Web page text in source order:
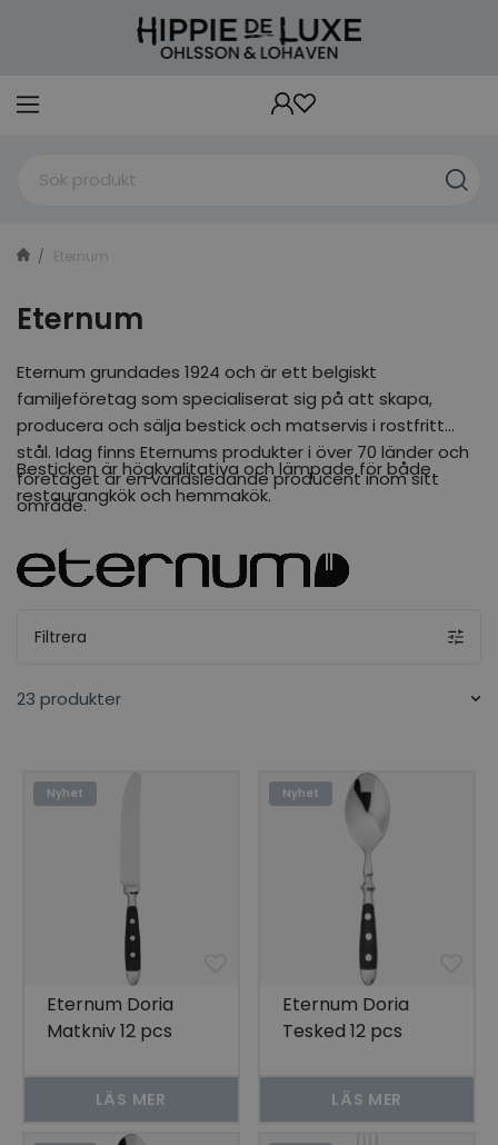
Eternum
Eternum
Eternum grundades 1924 och är ett belgiskt
familjeföretag som specialiserat sig på att skapa,
producera och sälja bestick och matservis i rostfritt
stål. Idag finns Eternums produkter i över 70 länder och
företaget är en världsledande producent inom sitt
område.
Besticken är högkvalitativa och lämpade för både
restaurangkök och hemmakök.
Filtrera
23 produkter
Nyhet
Eternum Doria
Matkniv 12 pcs
LÄS MER
Nyhet
Eternum Doria
Tesked 12 pcs
LÄS MER